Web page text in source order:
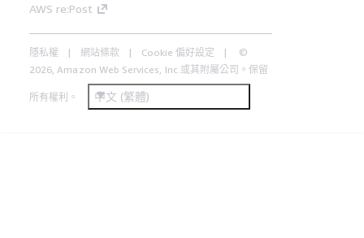
AWS re:Post
隱私權 網站條款 Cookie 偏好設定
©
2026, Amazon Web Services, Inc.或其附屬公司。保留
所有權利。 中文 (繁體)